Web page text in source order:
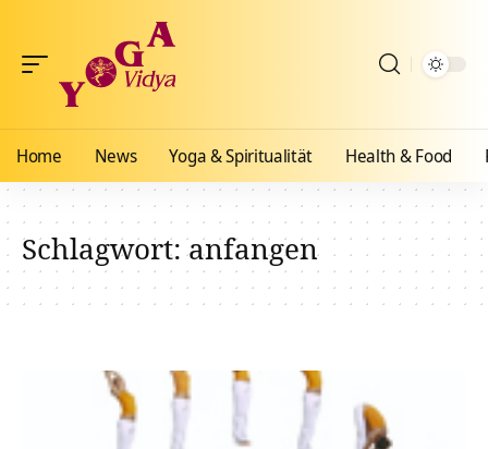
Home News Yoga & Spiritualität Health & Food
Schlagwort:anfangen